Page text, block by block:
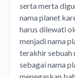
serta merta
nama planet
harus dilewati
menjadi nama
terakhir sebuah
sebagai nama
menegaskan